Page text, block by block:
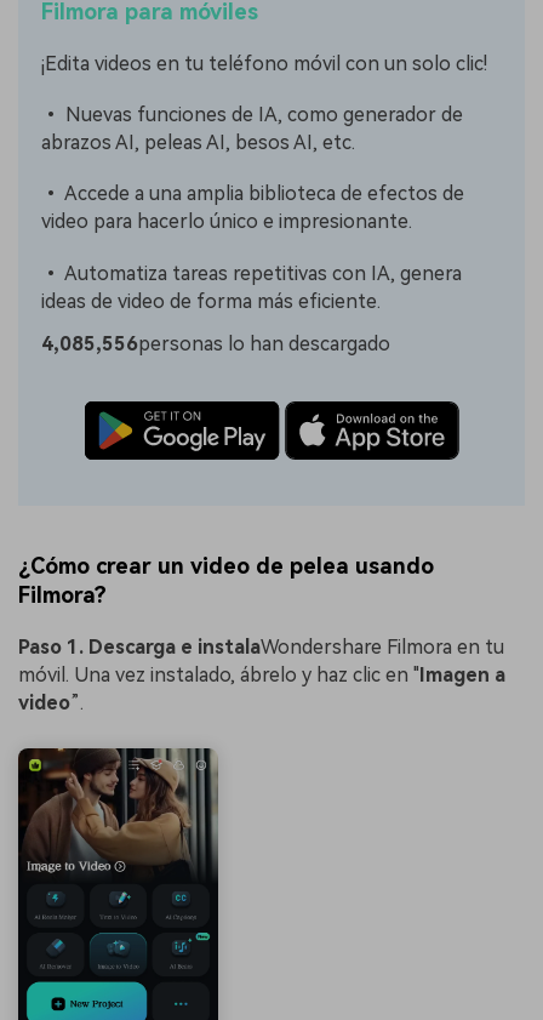
Filmora para móviles
¡Edita videos en tu teléfono móvil con un solo clic!
• Nuevas funciones de IA, como generador de
abrazos AI, peleas AI, besos AI, etc.
• Accede a una amplia biblioteca de efectos de
video para hacerlo único e impresionante.
• Automatiza tareas repetitivas con IA, genera
ideas de video de forma más eficiente.
4,085,556personas lo han descargado
¿Cómo crear un video de pelea usando
Filmora?
Paso 1. Descarga e instalaWondershare Filmora en tu
móvil. Una vez instalado, ábrelo y haz clic en " Imagen a
video”.